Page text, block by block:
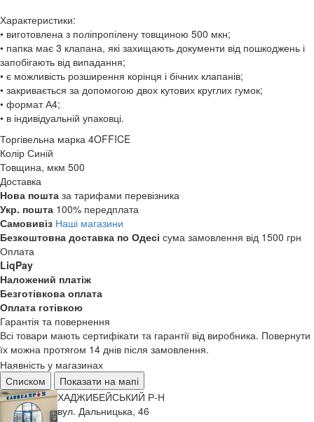
Характеристики:
• виготовлена з поліпропілену товщиною 500 мкн;
• папка має 3 клапана, які захищають документи від пошкоджень і
запобігають від випадання;
• є можливість розширення корінця і бічних клапанів;
• закривається за допомогою двох кутових круглих гумок;
• формат А4;
• в індивідуальній упаковці.
Торгівельна марка 4OFFICE
Колір Синій
Товщина, мкм 500
Доставка
Нова пошта за тарифами перевізника
Укр. пошта 100% передплата
Самовивіз Наші магазини
Безкоштовна доставка по Одесі сума замовлення від 1500 грн
Оплата
LiqPay
Наложений платіж
Безготівкова оплата
Оплата готівкою
Гарантія та повернення
Всі товари мають сертифікати та гарантії від виробника. Повернути
їх можна протягом 14 днів після замовлення.
Наявність у магазинах
Списком
Показати на мапі
ХАДЖИБЕЙСЬКИЙ Р-Н
вул. Дальницька, 46